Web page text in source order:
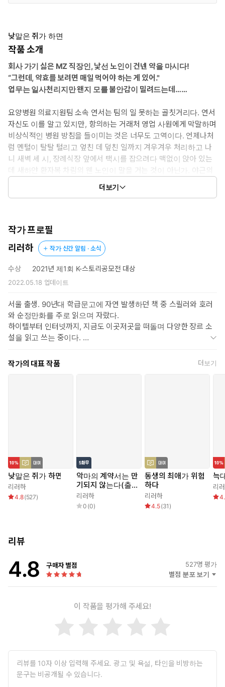
낮말은 쥐가 하면
작품 소개
회사 가기 싫은 MZ 직장인, 낯선 노인이 건넨 약을 마시다!
“그런데, 약효를 보려면 매일 먹어야 하는 게 있어."
업무는 일사천리지만 왠지 모를 불안감이 밀려드는데……
요양병원 의료지원팀 소속 연서는 팀의 일 못하는 골칫거리다. 연서
자신도 이를 알고 있지만, 항의하는 거래처 영업 사원에게 막말하며
비상식적인 병원 방침을 들이미는 것은 너무도 고역이다. 언제나처
럼 멘털이 탈탈 털리고 엎친 데 덮친 일까지 겨우겨우 처리하고 나
니 새벽 세 시, 장례식장 앞에서 택시를 잡으려다 맥없이 앉아 있는
데 새하얀 환자복 차림의 웬 노인이 말을 거는 것이 아닌가. 야근의
피로와 현실을 회피하고 싶은 마음 탓인지, 연서는 생면부지의 노인
에게 자신의 이야기를 털어놓는다. 이야기를 듣던 노인은 마음이 강
붙여 이야기한다.
"약효를 보려면 매일 먹어야 하는 게 있어. 아가씨 손톱."
꾸르륵꾸르륵 타는 듯한 통증에 배를 부여잡고 끙끙대며 잠들었
다가 눈을 뜬 연서, 다음 날 오후 사무실에 앉아 있다. 골치 아픈
오후에 사무실에서 정신 차리는 나날이 계속되는 가운데, 연서
는 기억에 없는 시간들이 염려되면서도 오전의 연서 덕분에 칼퇴
후 저녁이 있는 삶을 누리며 지친 몸과 마음도 조금씩 회복된다.
하지만 어느 날, 연서가 눈 뜬 곳은 오후의 사무실이 아니라 오전
로 물어뜯던 손톱을 먹지 않은 탓이다. 다시 돌아온 전쟁터 같은
더보기
작가 프로필
리러하
작가 신간 알림 · 소식
수상 2021년 제1회 K-스토리공모전 대상
2022.05.18 업데이트
서울 출생. 90년대 학급문고에 자연 발생하던 책 중 스릴러와 호러
와 순정만화를 주로 읽으며 자랐다.
하이텔부터 인터넷까지, 지금도 이곳저곳을 떠돌며 다양한 장르 소
설을 읽고 쓰는 중이다.
한 조각씩 떼어 와 지은 필명으로 ‘어떤 식으로든 가슴에 닿는 이야기
를 만들고 싶다’라는 생각을 직접적인 단어를 빌려 기억하려 했다. 빨
작가의 대표 작품 더보기
낮말은 쥐가 하면
리러하
4.8(527)
악마의 계약서는 만
기되지 않는다(출간
전 연재)
리러하
0 (0)
동생의 최애가 위험
하다
리러하
4.5(31 )
늑
리
리뷰
4.8 구매자 별점 527명 평가
별점 분포 보기
이 작품을 평가해 주세요!